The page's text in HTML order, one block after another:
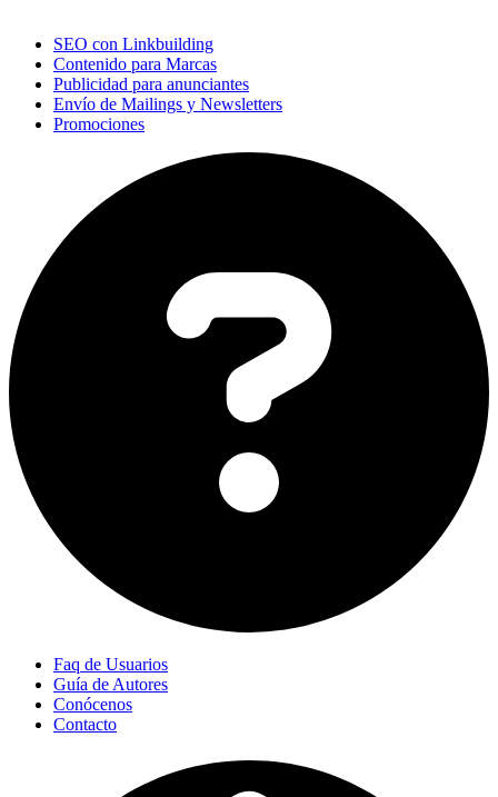
SEO con Linkbuilding
Contenido para Marcas
Publicidad para anunciantes
Envío de Mailings y Newsletters
Promociones
Faq de Usuarios
Guía de Autores
Conócenos
Contacto